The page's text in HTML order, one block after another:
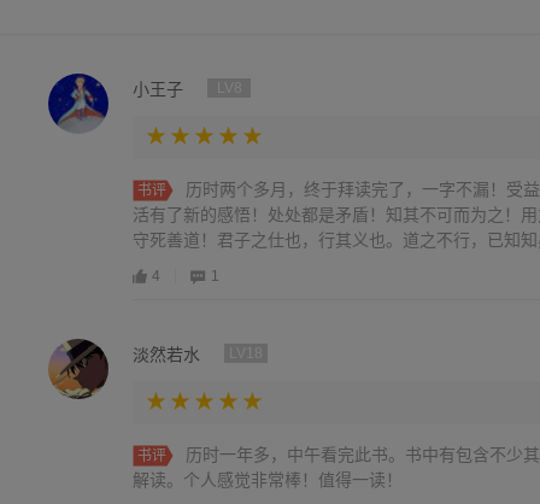
小王子
书评
历时两个多月，终于拜读完了，一字不漏！受
活有了新的感悟！处处都是矛盾！知其不可而为之！
守死善道！君子之仕也，行其义也。道之不行，已知
4 1
淡然若水
书评
历时一年多，中午看完此书。书中有包含不少
解读。个人感觉非常棒！值得一读！